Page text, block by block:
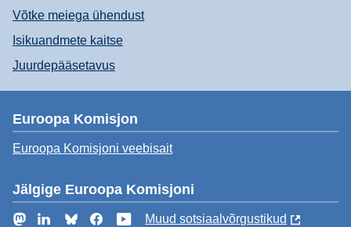
Võtke meiega ühendust
Isikuandmete kaitse
Juurdepääsetavus
Euroopa Komisjon
Euroopa Komisjoni veebisait
Jälgige Euroopa Komisjoni
MastodonLinkedInBlueskyFacebookYouTube
Muud sotsiaalvõrgustikud